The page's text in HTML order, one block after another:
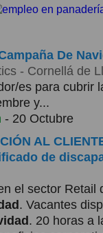
De
- Cornellá de
es para cubrir
y...
- 20 Octubre
AL
de
el sector Retail
. Vacantes
. 20 horas a